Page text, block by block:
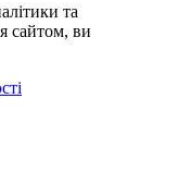
та
сайтом, ви